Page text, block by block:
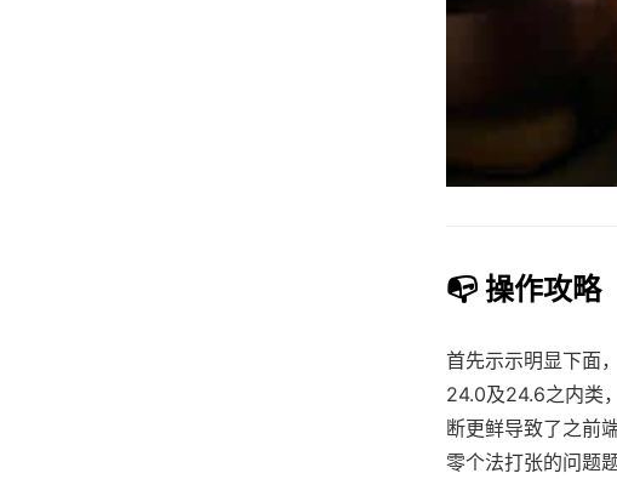
📭 操作攻略
首先示示明显下面
24.0及24.6之内类
断更鲜导致了之前
零个法打张的问题